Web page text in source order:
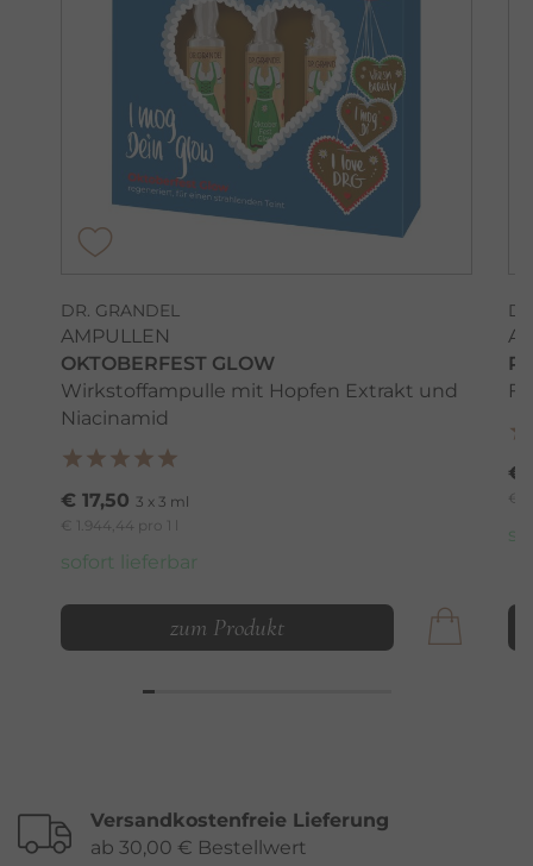
DR. GRANDEL
AMPULLEN
OKTOBERFEST GLOW
Wirkstoffampulle mit Hopfen Extrakt und
Niacinamid
€ 17,50 3 x 3 ml
€ 1.944,44 pro 1 l
sofort lieferbar
zum Produkt
€
€
Versandkostenfreie Lieferung
ab 30,00 € Bestellwert